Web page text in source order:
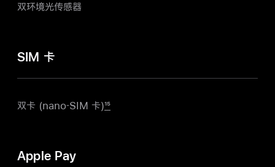
双环境光传感器
SIM 卡
双卡 (nano‑SIM 卡)15
Apple Pay